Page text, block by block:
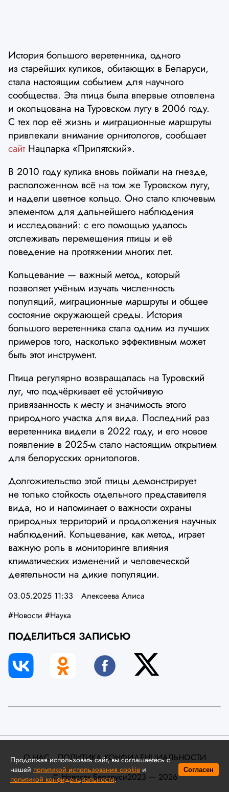
История большого веретенника, одного
из старейших куликов, обитающих в Беларуси,
стала настоящим событием для научного
сообщества. Эта птица была впервые отловлена
и окольцована на Туровском лугу в 2006 году.
С тех пор её жизнь и миграционные маршруты
привлекали внимание орнитологов, сообщает
сайт Нацпарка «Припятский».
В 2010 году кулика вновь поймали на гнезде,
расположенном всё на том же Туровском лугу,
и надели цветное кольцо. Оно стало ключевым
элементом для дальнейшего наблюдения
и исследований: с его помощью удалось
отслеживать перемещения птицы и её
поведение на протяжении многих лет.
Кольцевание — важный метод, который
позволяет учёным изучать численность
популяций, миграционные маршруты и общее
состояние окружающей среды. История
большого веретенника стала одним из лучших
примеров того, насколько эффективным может
быть этот инструмент.
Птица регулярно возвращалась на Туровский
луг, что подчёркивает её устойчивую
привязанность к месту и значимость этого
природного участка для вида. Последний раз
веретенника видели в 2022 году, и его новое
появление в 2025-м стало настоящим открытием
для белорусских орнитологов.
Долгожительство этой птицы демонстрирует
не только стойкость отдельного представителя
вида, но и напоминает о важности охраны
природных территорий и продолжения научных
наблюдений. Кольцевание, как метод, играет
важную роль в мониторинге влияния
климатических изменений и человеческой
деятельности на дикие популяции.
03.05.2025 11:33
Алексеева Алиса
#Новости #Наука
ПОДЕЛИТЬСЯ ЗАПИСЬЮ
Продолжая использовать сайт, вы соглашаетесь с
нашей политикой использования cookie и
политикой конфиденциальности.
Согласен
О НАС
ПОЛИТИКА КОНФИДЕНЦИАЛЬНОСТИ
©️ Новости Беларуси2023 — 2026